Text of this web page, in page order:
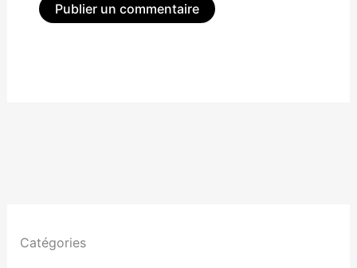
Catégories